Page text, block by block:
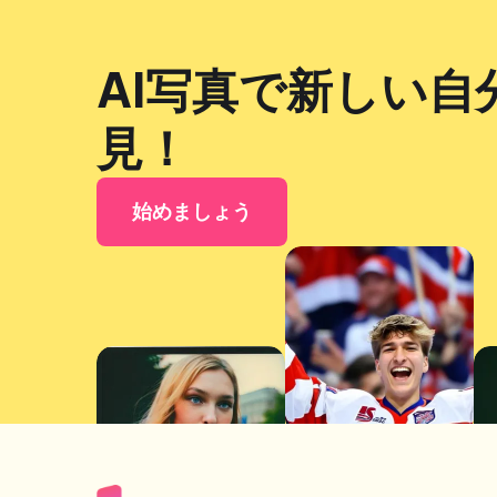
AI写真で新しい自
見！
始めましょう